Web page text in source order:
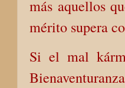
más aquellos
mérito supera
Si el mal